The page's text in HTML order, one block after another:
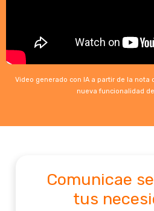
Video generado con IA a partir de la nota
nueva funcionalidad
Comunicae
tus